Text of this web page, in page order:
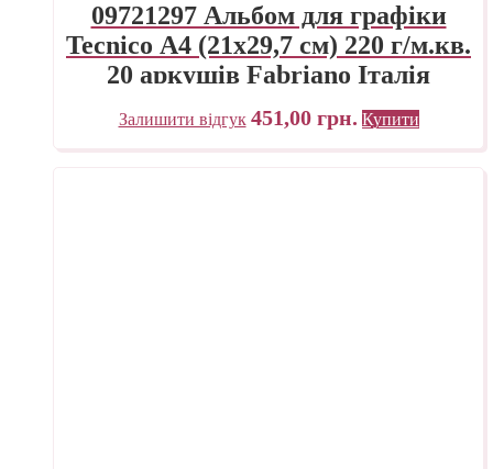
09721297 Альбом для графіки
Tecnico А4 (21х29,7 см) 220 г/м.кв.
20 аркушів Fabriano Італія
Залишити відгук 451,00 грн. Купити